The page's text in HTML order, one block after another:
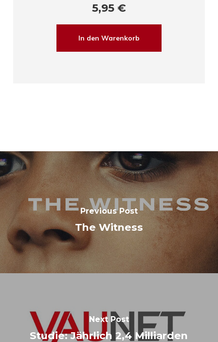
5,95 €
In den Warenkorb
Previous Post
The Witness
Next Post
Studie: Jährlich 2,4 Milliarden